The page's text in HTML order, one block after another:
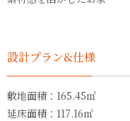
設計プラン&仕様
敷地面積：165.45㎡
延床面積：117.16㎡